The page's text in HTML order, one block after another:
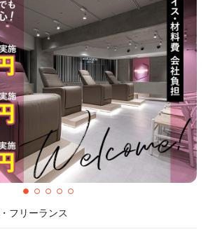
フロント・レセプション
部員 アイリスト
エステティシャン
ター 営業・販売スタッフ・その他
ンス
フリーランス